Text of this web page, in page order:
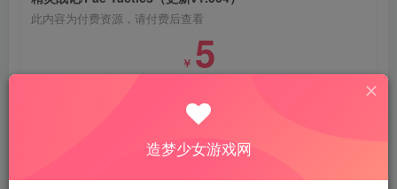
此内容为付费资源，请付费后查看
￥ 5
造梦少女游戏网